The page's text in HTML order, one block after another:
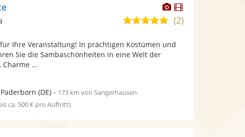
Dieser
Künstler
stellt
Fotos
bereit.
Dieser
Künstler
5,0
5
(2)
Ihre Veranstaltung! In prächtigen Kostümen und
Sie die Sambaschönheiten in eine Welt der
Charme ...
Paderborn (DE)- 173 km von Sangerhausen
ca. 500 € pro Auftritt)